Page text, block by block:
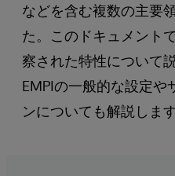
などを含む複数の主要
た。このドキュメント
察された特性について
EMPIの一般的な設定や
ンについても解説します